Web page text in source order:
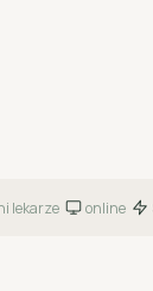
lekarze· online·